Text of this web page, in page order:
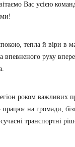
Вас усією
тепла й віри
впевненого руху
роком важливих
на громади,
транспортні